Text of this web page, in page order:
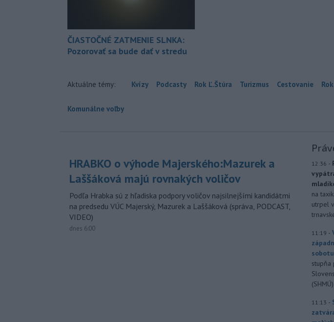
ČIASTOČNÉ ZATMENIE SLNKA:
Pozorovať sa bude dať v stredu
Aktuálne témy: Kvízy Podcasty Rok Ľ.Štúra Turizmus Cestovanie
Komunálne voľby
HRABKO o výhode Majerského:Mazurek a
Laššáková majú rovnakých voličov
Podľa Hrabka sú z hľadiska podpory voličov najsilnejšími kandidátmi
na predsedu VÚC Majerský, Mazurek a Laššáková (správa, PODCAST,
VIDEO)
dnes 6:00
12:36 -
na
utrpel
11:19 -
stupňa
11:13 -